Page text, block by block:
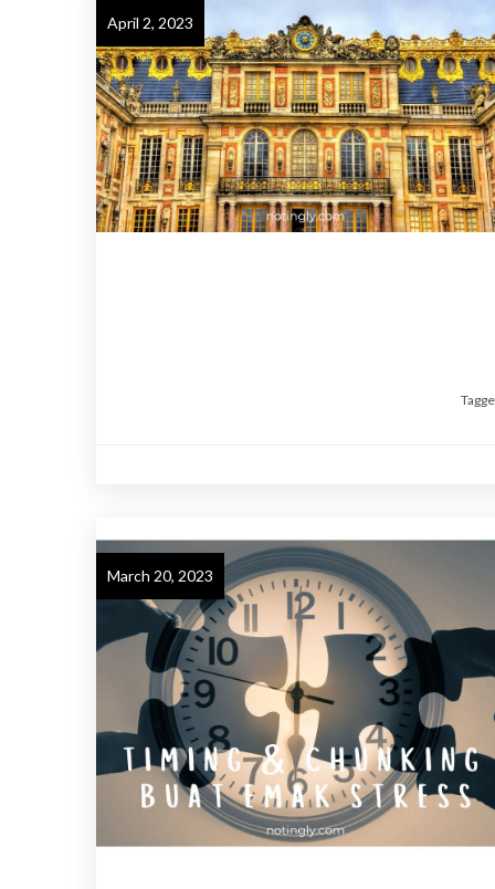
April 2, 2023
March 20, 2023